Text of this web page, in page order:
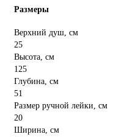
Размеры
Верхний душ, см
25
Высота, см
125
Глубина, см
51
Размер ручной лейки, см
20
Ширина, см